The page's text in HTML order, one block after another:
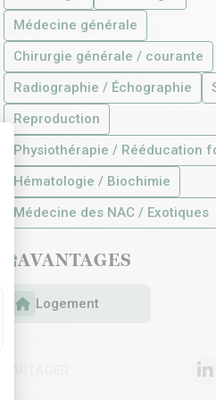
: Personnalisez
Médecine générale
Chirurgie générale / courante
Radiographie / Échographie
Reproduction
Physiothérapie / Rééducation
Hématologie / Biochimie
Médecine des NAC / Exotiques
AVANTAGES
Logement